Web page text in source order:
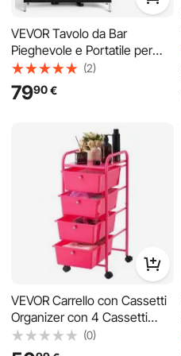
VEVOR Tavolo da Bar
Pieghevole e Portatile per
Esterno, Bancone Leggero
1100 x 385 x 885 mm, con
Borsa per il Trasporto,
Rimovibile, Postazione per
Bancarelle in Fiera
(2)
7990€
VEVOR Carrello con Cassetti
Organizer con 4 Cassetti
Telaio in Acciaio, Carrello
Portaoggetti Multiuso, Ruote
(0)